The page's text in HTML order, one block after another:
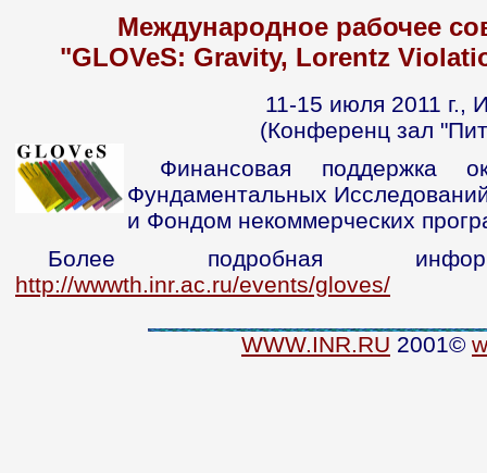
Международное рабочее
"GLOVeS: Gravity, Lorentz
11-15 июля 2011 г.,
(Конференц зал
Финансовая поддержка
Фундаментальных
и Фондом некоммерческих
Более подробная
http://wwwth.inr.ac.ru/events/gloves/
WWW.INR.RU 2001©